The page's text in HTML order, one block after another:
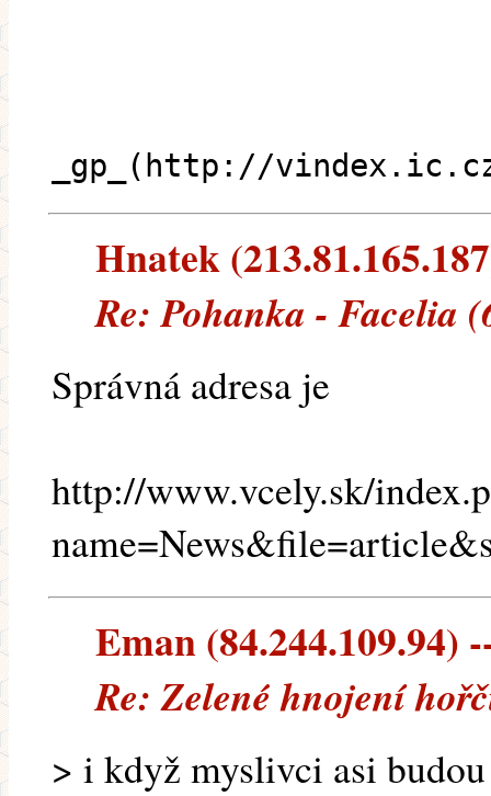
_gp_(http://
Hnatek
Re: Pohanka - Facelia
Správná adresa je
http://www.vcely.sk/
Eman (84.244.109.94)
Re: Zelené hnojení
> i když myslivci asi